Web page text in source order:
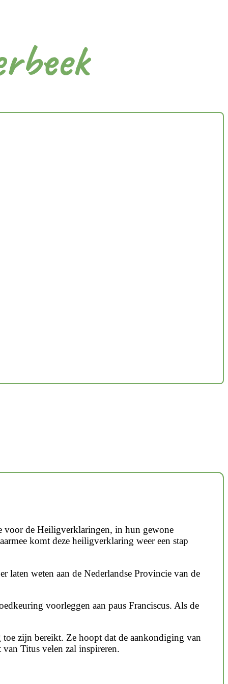
voor de Heiligverklaringen, in hun gewone
komt deze heiligverklaring weer een stap
laten weten aan de Nederlandse Provincie van de
voorleggen aan paus Franciscus. Als de
zijn bereikt. Ze hoopt dat de aankondiging van
Titus velen zal inspireren.